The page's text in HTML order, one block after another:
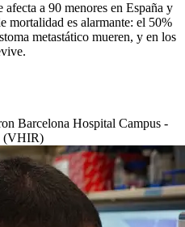
a 90 menores en España y
mortalidad es alarmante: el 50%
metastático mueren, y en los
Barcelona Hospital Campus -
(VHIR)